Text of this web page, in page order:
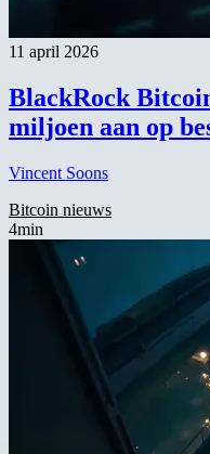
11 april 2026
BlackRock
miljoen aan op
Vincent Soons
Bitcoin nieuws
4min